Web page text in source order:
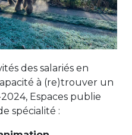
des salariés en
à (re)trouver un
Espaces publie
spécialité :